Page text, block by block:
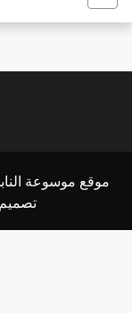
موقع موسوعة